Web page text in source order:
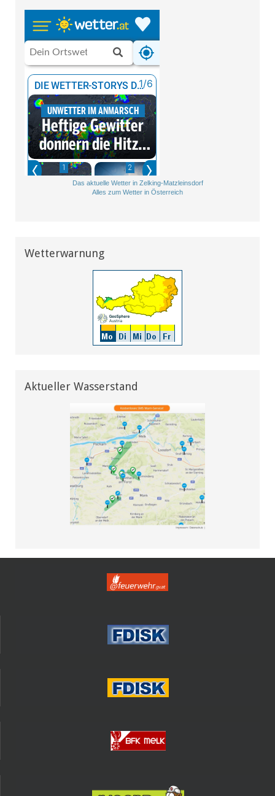
Das aktuelle Wetter in Zelking-Matzleinsdorf
Alles zum Wetter in Österreich
Wetterwarnung
Aktueller Wasserstand